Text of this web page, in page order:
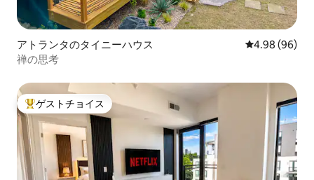
アトランタのタイニーハウス レビュー96件
4.98 (96)
禅の思考
大好評のゲストチョイスです。
ゲストチョイス